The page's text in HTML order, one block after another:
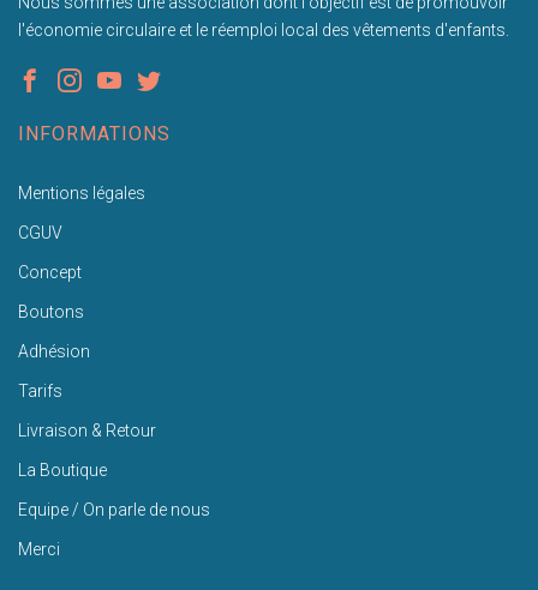
l'économie circulaire et le réemploi local des vêtements d'enfants.
INFORMATIONS
Mentions légales
CGUV
Concept
Boutons
Adhésion
Tarifs
Livraison & Retour
La Boutique
Equipe / On parle de nous
Merci